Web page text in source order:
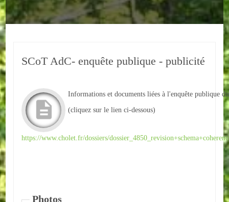
Bientôt 16 ans
Urbanisme
Santé
Social
Arrêtes en cours
SCoT AdC- enquête publique - publicité
Informations et documents liées à l'enquête publique
(cliquez sur le lien ci-dessous)
https://www.cholet.fr/dossiers/
Photos